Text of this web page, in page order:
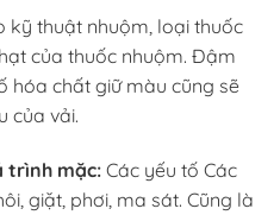
kỹ thuật nhuộm, loại thuốc
của thuốc nhuộm. Đậm
hóa chất giữ màu cũng sẽ
của vải.
trình mặc: Các yếu tố Các
giặt, phơi, ma sát. Cũng là